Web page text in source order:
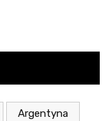
Argentyna